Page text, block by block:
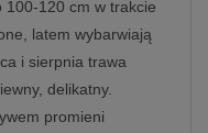
100-120 cm w trakcie
latem wybarwiają
i sierpnia trawa
delikatny.
promieni